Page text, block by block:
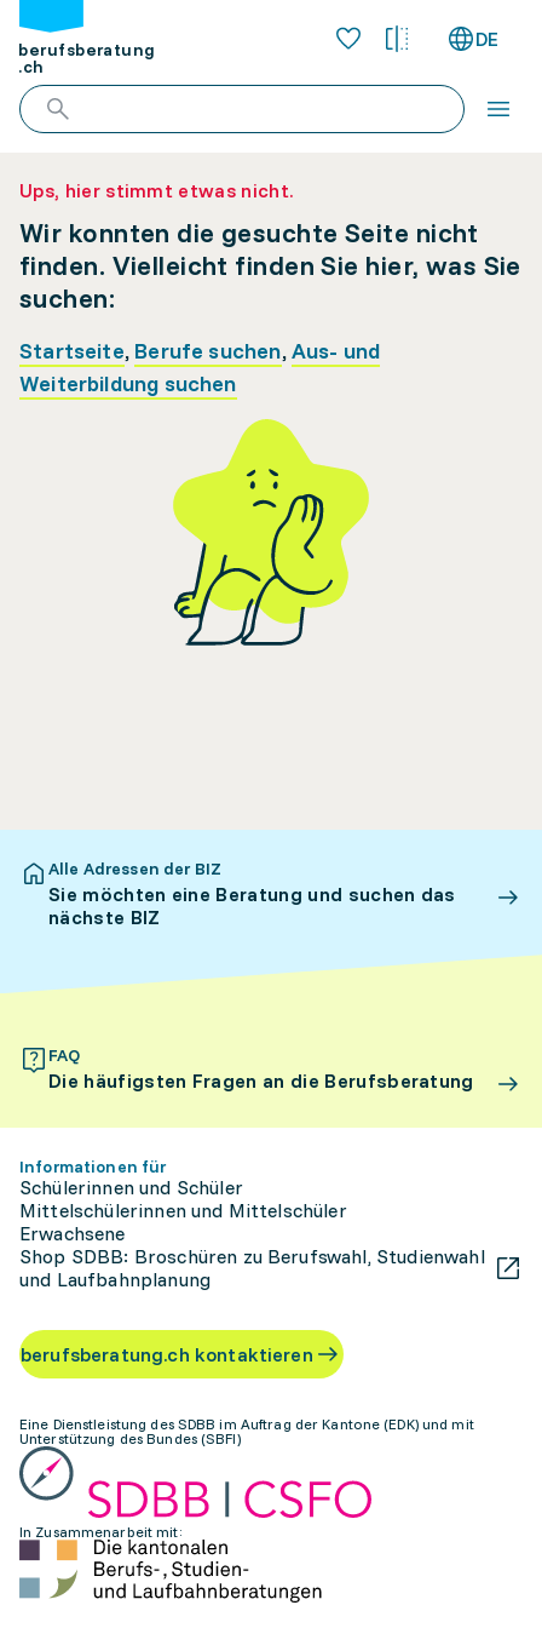
berufsberatung
.ch
DE
Ups, hier stimmt etwas nicht.
Wir konnten die gesuchte Seite nicht
finden. Vielleicht finden Sie hier, was Sie
suchen:
Startseite, Berufe suchen,Aus- und
Weiterbildung suchen
Alle Adressen der BIZ
Sie möchten eine Beratung und suchen das
nächste BIZ
FAQ
Die häufigsten Fragen an die Berufsberatung
Informationen für
Schülerinnen und Schüler
Mittelschülerinnen und Mittelschüler
Erwachsene
Shop SDBB: Broschüren zu Berufswahl, Studienwahl
und Laufbahnplanung
berufsberatung.ch kontaktieren
Eine Dienstleistung des SDBB im Auftrag der Kantone (EDK) und mit
Unterstützung des Bundes (SBFI)
In Zusammenarbeit mit: